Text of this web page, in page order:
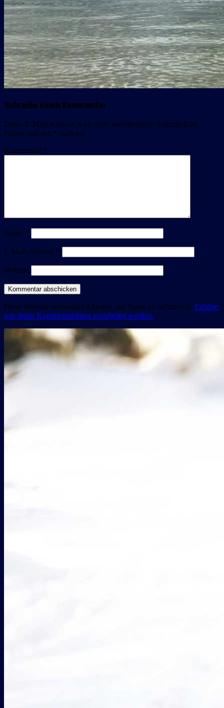
Schreibe einen Kommentar
Deine E-Mail-Adresse wird nicht veröffentlicht. Erforderliche
Felder sind mit * markiert
Kommentar *
Name *
E-Mail-Adresse *
Website
Diese Website verwendet Akismet, um Spam zu reduzieren. Erfahre,
wie deine Kommentardaten verarbeitet werden.